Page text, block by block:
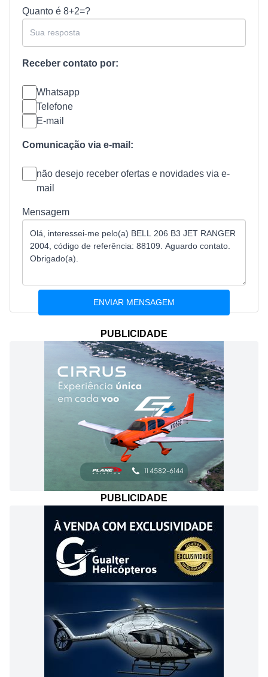
Quanto é 8+2=?
Receber contato por:
Whatsapp
Telefone
E-mail
Comunicação via e-mail:
não desejo receber ofertas e novidades via e-
mail
Mensagem
PUBLICIDADE
PUBLICIDADE